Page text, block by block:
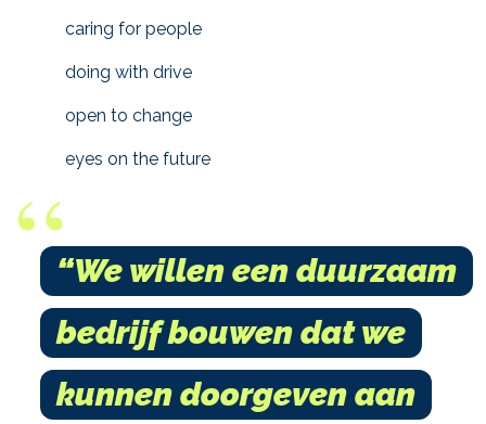
caring for people
doing with drive
open to change
eyes on the future
“We willen een duurzaam
bedrijf bouwen dat we
kunnen doorgeven aan